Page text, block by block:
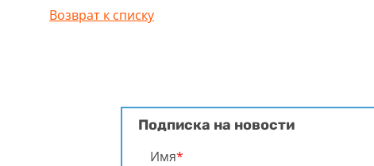
Возврат к списку
Подписка на новости
Имя*